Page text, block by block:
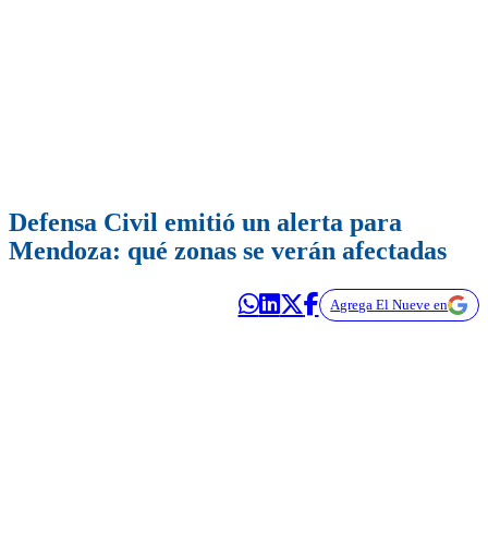
Defensa Civil emitió un alerta para
Mendoza: qué zonas se verán afectadas
Agrega El Nueve en